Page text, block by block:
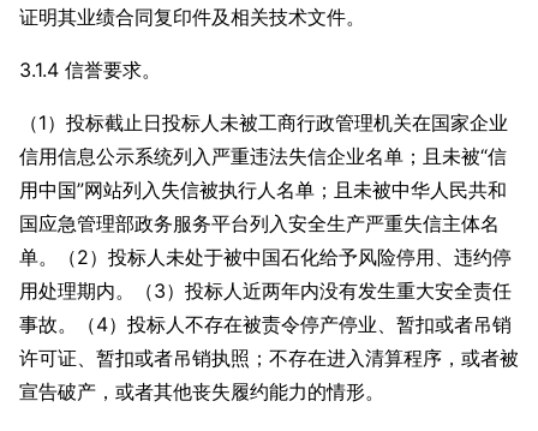
证明其业绩合同复印件及相关技术文件。
3.1.4 信誉要求。
（1）投标截止日投标人未被工商行政管理机关在国家企业
信用信息公示系统列入严重违法失信企业名单；且未被“信
用中国”网站列入失信被执行人名单；且未被中华人民共和
国应急管理部政务服务平台列入安全生产严重失信主体名
单。（2）投标人未处于被中国石化给予风险停用、违约停
用处理期内。（3）投标人近两年内没有发生重大安全责任
事故。（4）投标人不存在被责令停产停业、暂扣或者吊销
许可证、暂扣或者吊销执照；不存在进入清算程序，或者被
宣告破产，或者其他丧失履约能力的情形。